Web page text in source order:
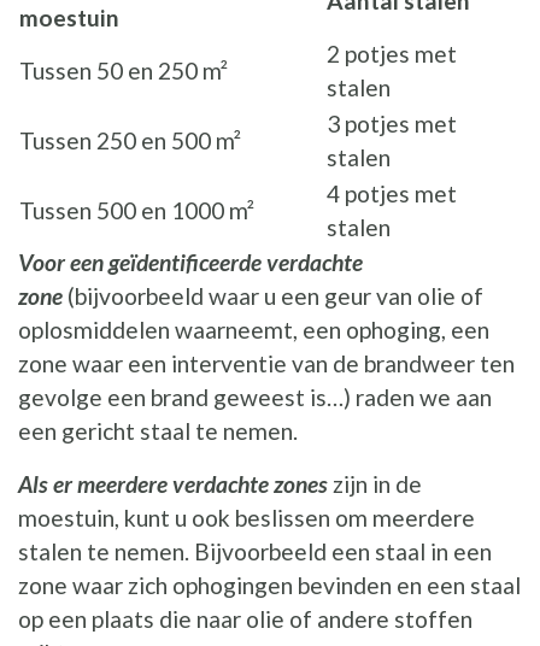
moestuin
Tussen 50 en 250 m²
2 potjes met
stalen
Tussen 250 en 500 m²
3 potjes met
stalen
Tussen 500 en 1000 m²
4 potjes met
stalen
Voor een geïdentificeerde verdachte
zone (bijvoorbeeld waar u een geur van olie of
oplosmiddelen waarneemt, een ophoging, een
zone waar een interventie van de brandweer ten
gevolge een brand geweest is…) raden we aan
een gericht staal te nemen.
Als er meerdere verdachte zones zijn in de
moestuin, kunt u ook beslissen om meerdere
stalen te nemen. Bijvoorbeeld een staal in een
zone waar zich ophogingen bevinden en een staal
op een plaats die naar olie of andere stoffen